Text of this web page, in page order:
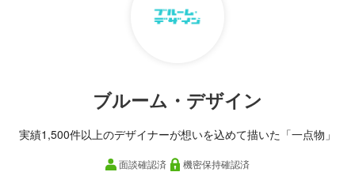
ブルーム・デザイン
実績1,500件以上のデザイナーが想いを込めて描いた「一点物」
面談確認済 機密保持確認済